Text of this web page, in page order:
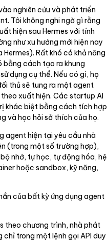
nghiên cứu và phát triển
Tôi không nghi ngờ gì rằng
hiện sau Hermes với tính
như xu hướng mới hiện nay
Rất khó có khả năng
cách tạo ra khung
dụng cụ thể. Nếu có gì, họ
thủ sẽ tung ra một agent
xuất hiện. Các startup AI
khác biệt bằng cách tích hợp
và học hỏi sở thích của họ.
agent hiện tại yêu cầu nhà
(trong một số trường hợp),
nhớ, tự học, tự động hóa, hệ
hoặc sandbox, kỹ năng,
của bất kỳ ứng dụng agent
theo chương trình, nhà phát
trong một lệnh gọi API duy